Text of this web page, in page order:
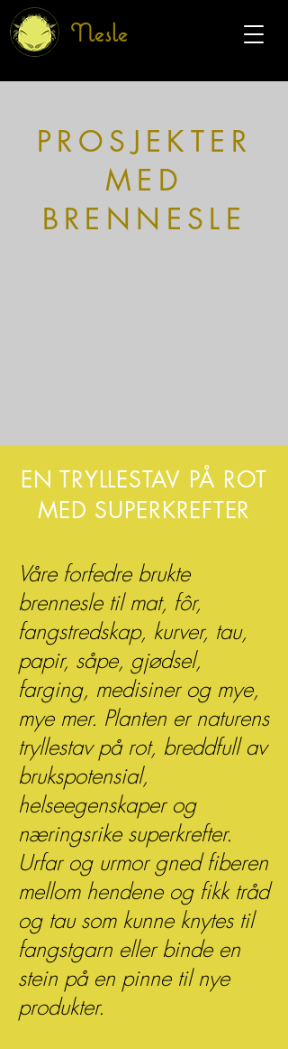
Nesle
PROSJEKTER
MED
BRENNESLE
EN TRYLLESTAV PÅ ROT
MED SUPERKREFTER
Våre forfedre brukte
brennesle til mat, fôr,
fangstredskap, kurver, tau,
papir, såpe, gjødsel,
farging, medisiner og mye,
mye mer. Planten er naturens
tryllestav på rot, breddfull av
brukspotensial,
helseegenskaper og
næringsrike superkrefter.
Urfar og urmor gned fiberen
mellom hendene og fikk tråd
og tau som kunne knytes til
fangstgarn eller binde en
stein på en pinne til nye
produkter.